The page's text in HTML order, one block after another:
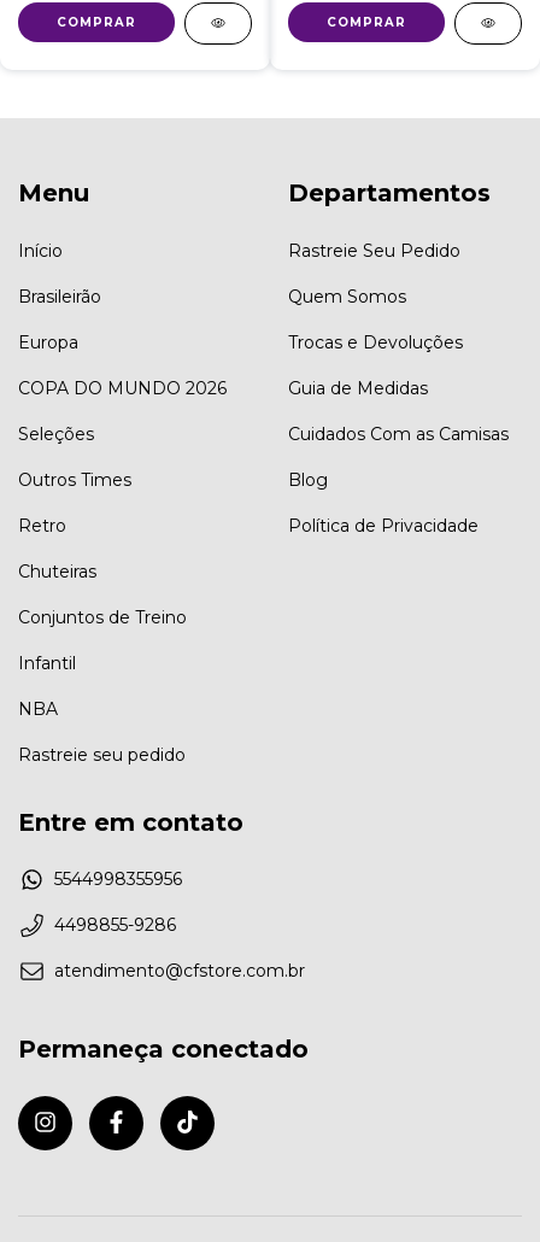
COMPRAR COMPRAR
Menu
Início
Brasileirão
Europa
COPA DO MUNDO 2026
Seleções
Outros Times
Retro
Chuteiras
Conjuntos de Treino
Infantil
NBA
Rastreie seu pedido
Departamentos
Rastreie Seu Pedido
Quem Somos
Trocas e Devoluções
Guia de Medidas
Cuidados Com as Camisas
Blog
Política de Privacidade
Entre em contato
5544998355956
4498855-9286
atendimento@cfstore.com.br
Permaneça conectado